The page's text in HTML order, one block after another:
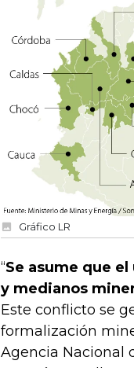
Gráfico LR
“Se asume que
y medianos
Este conflicto se
formalización
Agencia Nacional